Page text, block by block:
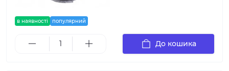
в наявності популярний
До кошика